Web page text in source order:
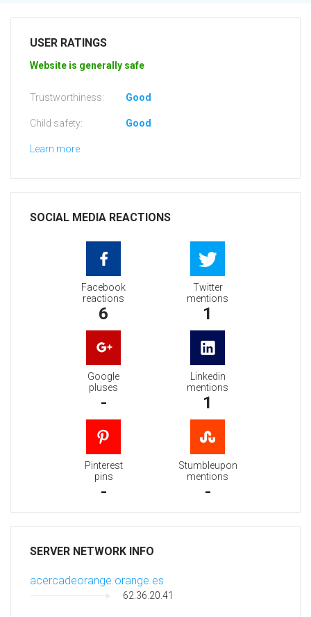
USER RATINGS
Website is generally safe
Trustworthiness: Good
Child safety: Good
Learn more
SOCIAL MEDIA REACTIONS
Facebook
reactions
6
Twitter
mentions
1
Google
pluses
-
Linkedin
mentions
1
Pinterest
pins
-
Stumbleupon
mentions
-
SERVER NETWORK INFO
acercadeorange.orange.es
62.36.20.41